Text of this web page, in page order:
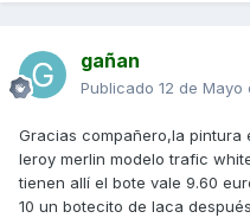
gañan
Publicado 12 de Mayo
Gracias compañero,la
leroy merlin modelo trafic
tienen allí el bote vale 9.60
10 un botecito de laca